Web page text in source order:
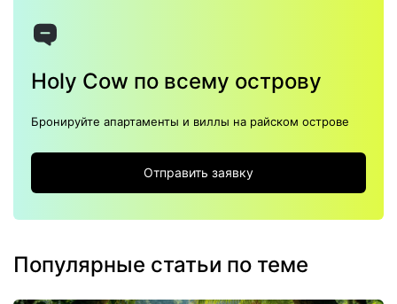
Holy Cow по всему острову
Бронируйте апартаменты и виллы на райском острове
Отправить заявку
Популярные статьи по теме